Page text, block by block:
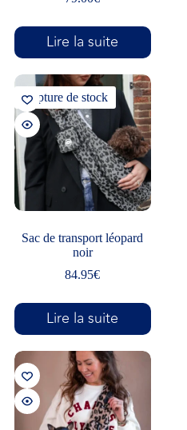
Lire la suite
Rupture de stock
Sac de transport léopard
noir
84.95€
Lire la suite